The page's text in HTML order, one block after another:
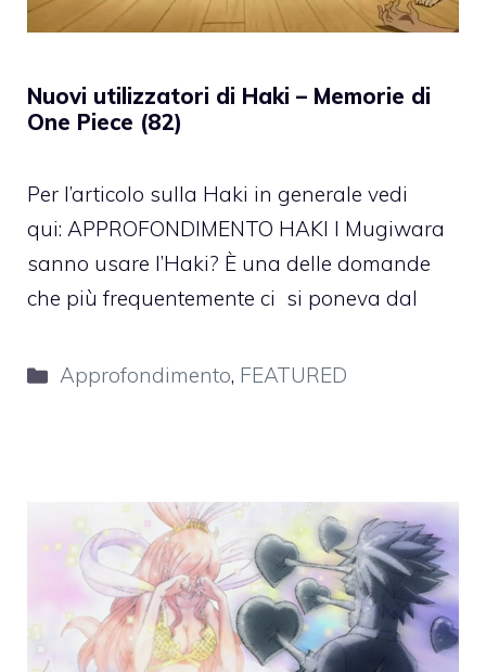
Nuovi utilizzatori di Haki – Memorie di
One Piece (82)
Per l’articolo sulla Haki in generale vedi
qui: APPROFONDIMENTO HAKI I Mugiwara
sanno usare l’Haki? È una delle domande
che più frequentemente ci si poneva dal
Categorie
Approfondimento, FEATURED